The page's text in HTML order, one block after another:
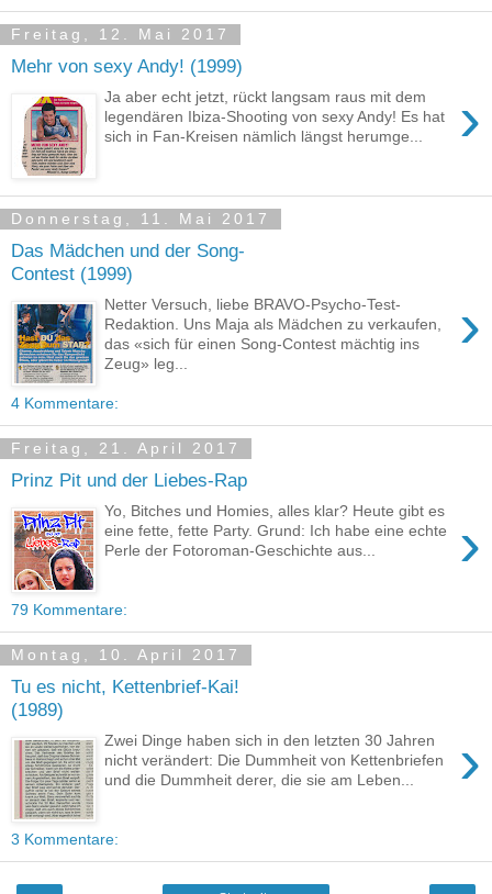
Freitag, 12. Mai 2017
Mehr von sexy Andy! (1999)
›
Ja aber echt jetzt, rückt langsam raus mit dem
legendären Ibiza-Shooting von sexy Andy! Es hat
sich in Fan-Kreisen nämlich längst herumge...
Donnerstag, 11. Mai 2017
Das Mädchen und der Song-
Contest (1999)
›
Netter Versuch, liebe BRAVO-Psycho-Test-
Redaktion. Uns Maja als Mädchen zu verkaufen,
das «sich für einen Song-Contest mächtig ins
Zeug» leg...
4 Kommentare:
Freitag, 21. April 2017
Prinz Pit und der Liebes-Rap
›
Yo, Bitches und Homies, alles klar? Heute gibt es
eine fette, fette Party. Grund: Ich habe eine echte
Perle der Fotoroman-Geschichte aus...
79 Kommentare:
Montag, 10. April 2017
Tu es nicht, Kettenbrief-Kai!
(1989)
›
Zwei Dinge haben sich in den letzten 30 Jahren
nicht verändert: Die Dummheit von Kettenbriefen
und die Dummheit derer, die sie am Leben...
3 Kommentare: